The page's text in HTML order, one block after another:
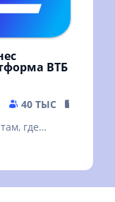
ВТБ
40 ТЫС
где